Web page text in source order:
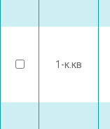
1-к.кв